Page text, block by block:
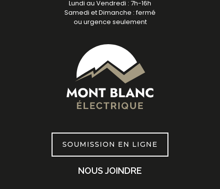
Lundi au Vendredi : 7h-16h
Samedi et Dimanche : fermé
ou urgence seulement
SOUMISSION EN LIGNE
NOUS JOINDRE